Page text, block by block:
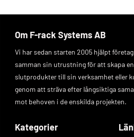
Om F-rack Systems AB
Vi har sedan starten 2005 hjälpt
samman sin utrustning för att skapa
slutprodukter till sin verksamhet eller
genom att sträva efter långsiktiga
mot behoven i de enskilda projekten.
Kategorier